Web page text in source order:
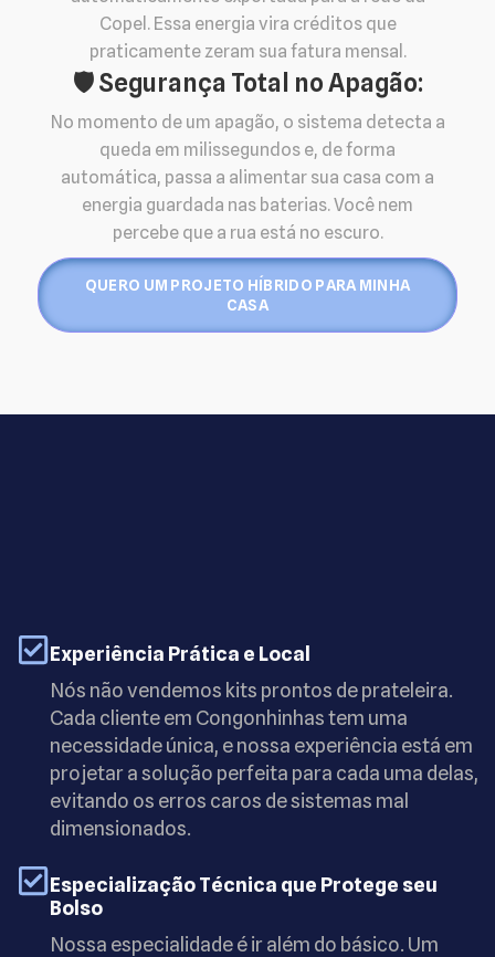
Copel. Essa energia vira créditos que
praticamente zeram sua fatura mensal.
🛡️ Segurança Total no Apagão:
No momento de um apagão, o sistema detecta a
queda em milissegundos e, de forma
automática, passa a alimentar sua casa com a
energia guardada nas baterias. Você nem
percebe que a rua está no escuro.
QUERO UM PROJETO HÍBRIDO PARA MINHA
CASA
Experiência Prática e Local
Nós não vendemos kits prontos de prateleira.
Cada cliente em Congonhinhas tem uma
necessidade única, e nossa experiência está em
projetar a solução perfeita para cada uma delas,
evitando os erros caros de sistemas mal
dimensionados.
Especialização Técnica que Protege seu
Bolso
Nossa especialidade é ir além do básico. Um